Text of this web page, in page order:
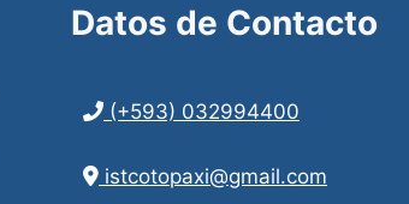
Datos de Contacto
(+593) 032994400
istcotopaxi@gmail.com